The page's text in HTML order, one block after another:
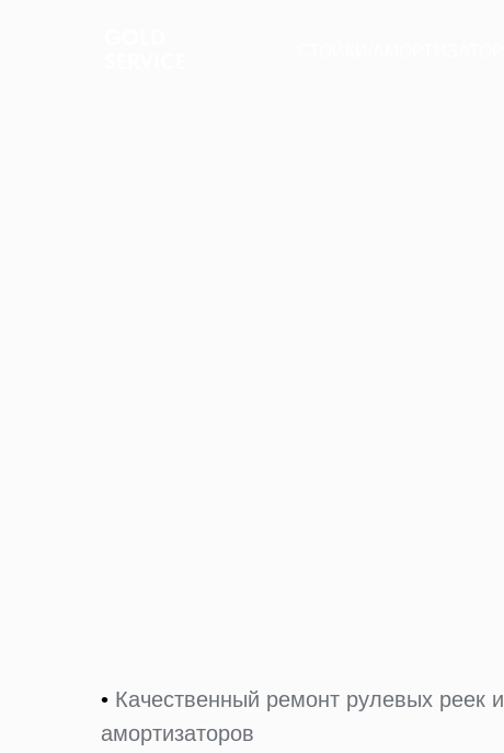
• Качественный ремонт рулевых реек и
амортизаторов